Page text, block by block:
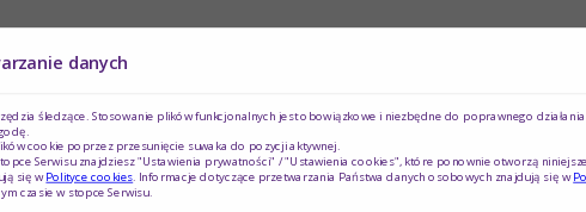
problem zdrowotny, szczególnie w przypadku
żylną.
około 0,5% dorosłej populacji w Polsce – to
danych
śledzące. Stosowanie plików funkcjonalnych jest obowiązkowe i niezbędne do poprawnego
cookie poprzez przesunięcie suwaka do pozycji aktywnej.
Serwisu znajdziesz "Ustawienia prywatności" / "Ustawienia cookies", które ponownie otworzą
się wPolityce cookies. Informacje dotyczące przetwarzania Państwa danych osobowych znajdują się w
czasie w stopce Serwisu.